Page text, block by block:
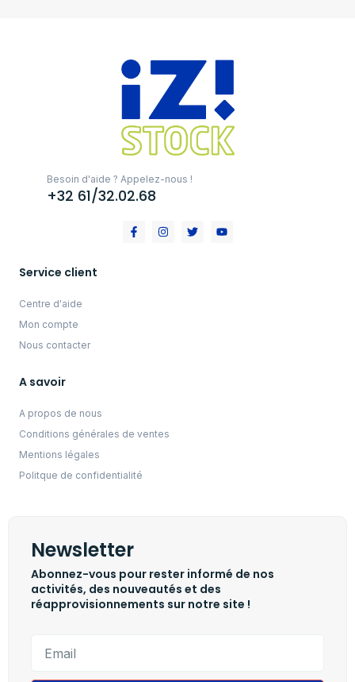
Besoin d'aide ? Appelez-nous !
+32 61/32.02.68
Service client
Centre d'aide
Mon compte
Nous contacter
A savoir
A propos de nous
Conditions générales de ventes
Mentions légales
Politque de confidentialité
Newsletter
Abonnez-vous pour rester informé de nos
activités, des nouveautés et des
réapprovisionnements sur notre site !